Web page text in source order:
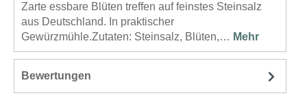
Zarte essbare Blüten treffen auf feinstes Steinsalz
aus Deutschland. In praktischer
Gewürzmühle.Zutaten: Steinsalz, Blüten,… Mehr
Bewertungen